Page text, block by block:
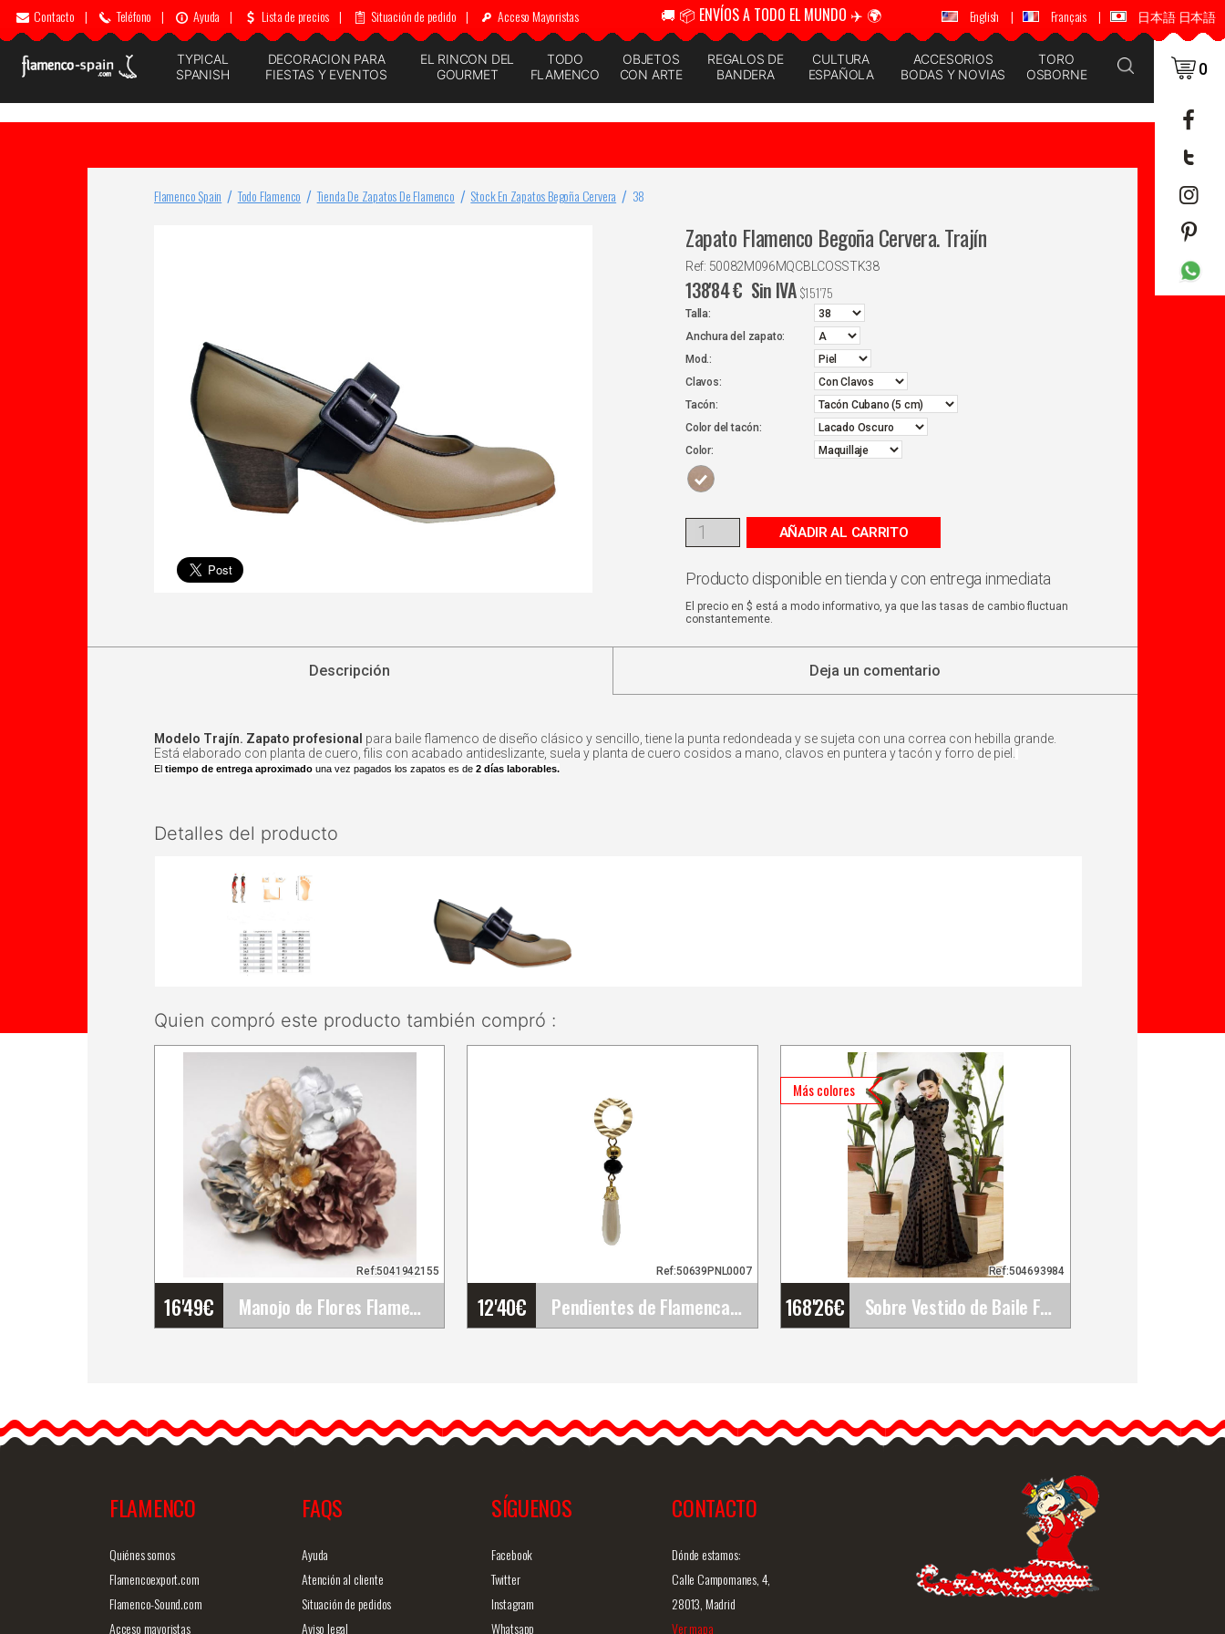
Contacto | Teléfono | Ayuda | Lista de precios | Situación de pedido | Acceso Mayoristas 🚚 📦 ENVÍOS A TODO EL MUNDO ✈️ 🌍 🚚 📦 ENVÍOS A TODO EL MUNDO ✈️ 🌍
English | Français | 日本語 日本語
TYPICAL
SPANISH
DECORACION PARA
FIESTAS Y EVENTOS
EL RINCON DEL
GOURMET
TODO
FLAMENCO
OBJETOS
CON ARTE
REGALOS DE
BANDERA
CULTURA
ESPAÑOLA
ACCESORIOS
BODAS Y NOVIAS
TORO
OSBORNE
0
Flamenco Spain Todo Flamenco Tienda De Zapatos De Flamenco Stock En Zapatos Begoña Cervera 38
Zapato Flamenco Begoña Cervera. Trajín
Ref: 50082M096MQCBLCOSSTK38
138'84€ Sin IVA $151'75
Talla:
Anchura del zapato:
Mod.:
Clavos:
Tacón:
Color del tacón:
Color:
AÑADIR AL CARRITO
Producto disponible en tienda y con entrega inmediata
El precio en $ está a modo informativo, ya que las tasas de cambio fluctuan
constantemente.
Descripción Deja un comentario
Modelo Trajín. Zapato profesional para baile flamenco de diseño clásico y sencillo, tiene la punta redondeada y se sujeta con una correa con hebilla grande.
Está elaborado con planta de cuero, filis con acabado antideslizante, suela y planta de cuero cosidos a mano, clavos en puntera y tacón y forro de piel.
El tiempo de entrega aproximado una vez pagados los zapatos es de 2 días laborables.
Detalles del producto
Quien compró este producto también compró :
16'49€ Manojo de Flores Flamencas. Ref. 42155
Ref:5041942155
Los ramilletes de flamenco
de distintas flores son
12'40€ Pendientes de Flamenca Originales
Ref:50639PNL0007
Los pendientes de
flamenca son vistosos e
Más colores
168'26€ Sobre Vestido de Baile Flamenco Ojanco. Davedans
Ref:504693984
Davedans
El vestido para baile
Vista rápida
FLAMENCO
Quiénes somos
Flamencoexport.com
Flamenco-Sound.com
Acceso mayoristas
FAQS
Ayuda
Atención al cliente
Situación de pedidos
Aviso legal
SÍGUENOS
Facebook
Twitter
Instagram
Whatsapp
CONTACTO
Dónde estamos:
Calle Campomanes, 4,
28013, Madrid
Ver mapa